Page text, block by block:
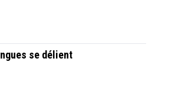
se délient